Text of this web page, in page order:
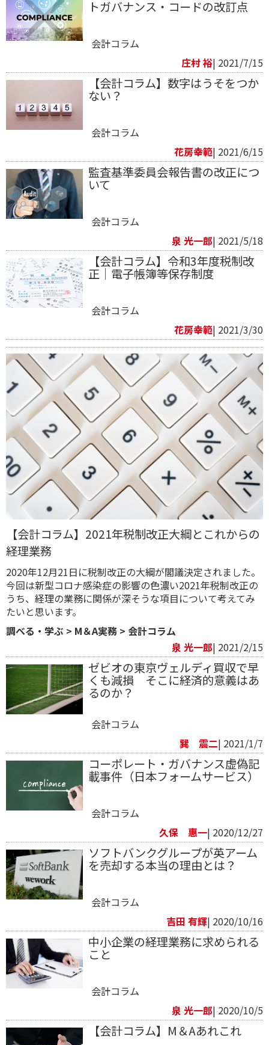
トガバナンス・コードの改訂点
会計コラム
庄村 裕| 2021/7/15
【会計コラム】数字はうそをつか
ない？
会計コラム
花房幸範​| 2021/6/15
監査基準委員会報告書の改正につ
いて
会計コラム
泉 光一郎| 2021/5/18
【会計コラム】令和3年度税制改
正｜電子帳簿等保存制度
会計コラム
花房幸範​| 2021/3/30
【会計コラム】2021年税制改正大綱とこれからの
経理業務
2020年12月21日に税制改正の大綱が閣議決定されました。
今回は新型コロナ感染症の影響の色濃い2021年税制改正の
うち、経理の業務に関係が深そうな項目について考えてみ
たいと思います。
調べる・学ぶ > M＆A実務 > 会計コラム
泉 光一郎| 2021/2/15
​ゼビオの東京ヴェルディ買収で早
くも減損 そこに経済的意義はあ
るのか？
会計コラム
巽 震二| 2021/1/7
コーポレート・ガバナンス虚偽記
載事件（日本フォームサービス）
会計コラム
久保 惠一| 2020/12/27
ソフトバンクグループが英アーム
を売却する本当の理由とは？
会計コラム
​吉田 有輝| 2020/10/16
中小企業の経理業務に求められる
こと
会計コラム
泉 光一郎| 2020/10/5
【会計コラム】M＆Aあれこれ